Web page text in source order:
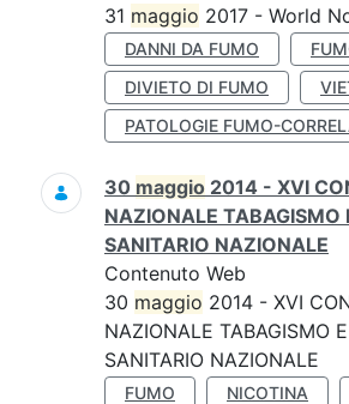
31 maggio 2017 - World
DANNI DA FUMO
DIVIETO DI FUMO
PATOLOGIE FUMO-
30 maggio 2014 - XVI
NAZIONALE TABAGISMO
SANITARIO NAZIONALE
Contenuto Web
30 maggio 2014 - XVI
NAZIONALE TABAGISMO
SANITARIO NAZIONALE
FUMO NICOTINA